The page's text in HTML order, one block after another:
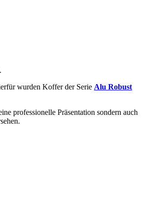
wurden Koffer der Serie Alu Robust
professionelle Präsentation sondern auch